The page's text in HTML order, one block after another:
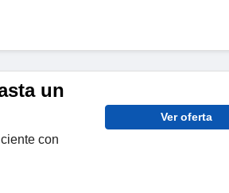
un
con
Ver oferta